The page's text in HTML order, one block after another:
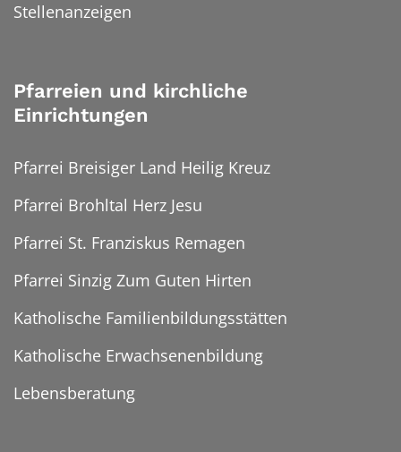
Stellenanzeigen
Pfarreien und kirchliche
Einrichtungen
Pfarrei Breisiger Land Heilig Kreuz
Pfarrei Brohltal Herz Jesu
Pfarrei St. Franziskus Remagen
Pfarrei Sinzig Zum Guten Hirten
Katholische Familienbildungsstätten
Katholische Erwachsenenbildung
Lebensberatung